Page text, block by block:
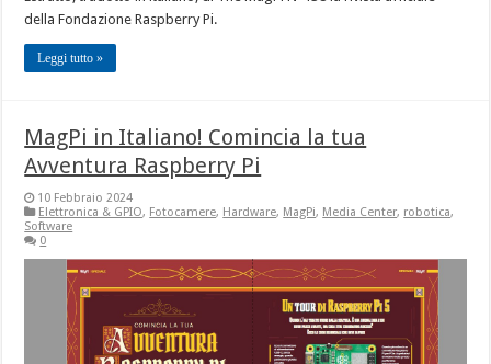
della Fondazione Raspberry Pi.
Leggi tutto »
MagPi in Italiano! Comincia la tua
Avventura Raspberry Pi
10 Febbraio 2024
Elettronica & GPIO, Fotocamere, Hardware, MagPi, Media Center, robotica,
Software
0